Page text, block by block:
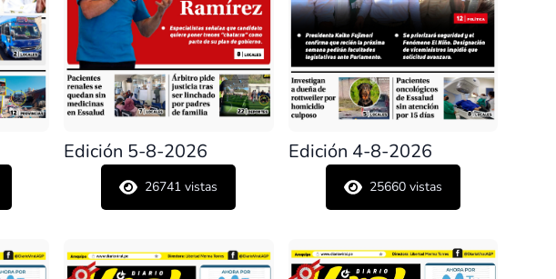
Edición 5-8-2026
26741 vistas
Edición 4-8-2026
25660vistas